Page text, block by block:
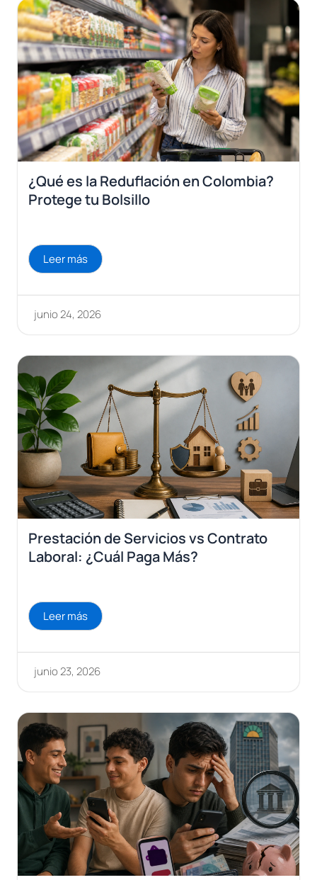
¿Qué es la Reduflación en Colombia?
Protege tu Bolsillo
junio 24, 2026
Leer más
Prestación de Servicios vs Contrato
Laboral: ¿Cuál Paga Más?
junio 23, 2026
Leer más